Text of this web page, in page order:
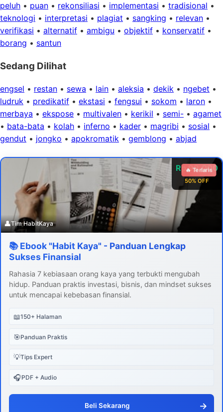
peluh • puan • rekonsiliasi • implementasi • tradisional •
teknologi • interpretasi • plagiat • sangking • relevan •
verifikasi • alternatif • ambigu • objektif • konservatif •
borang • santun
Sedang Dilihat
engsel • restan • sewa • lain • aleksia • dekik • ngebet •
ludruk • predikatif • ekstasi • fengsui • sokom • laron •
merbaya • ekspose • multivalen • kerikil • semi- • agamet
• bata-bata • kolah • inferno • kader • magribi • sosial •
gendut • jongko • apokromatik • gemblong • abjad
Rp 99.000
50% OFF
🔥 Terlaris
👤Tim HabitKaya
📚 Ebook "Habit Kaya" - Panduan Lengkap
Sukses Finansial
Rahasia 7 kebiasaan orang kaya yang terbukti mengubah
hidup. Panduan praktis investasi, bisnis, dan mindset sukses
untuk mencapai kebebasan finansial.
📖150+ Halaman
🎯Panduan Praktis
💡Tips Expert
🎧PDF + Audio
Beli Sekarang →